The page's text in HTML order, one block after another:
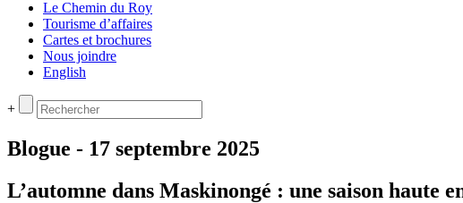
Le Chemin du Roy
Tourisme d’affaires
Cartes et brochures
Nous joindre
English
+
Blogue - 17 septembre 2025
L’automne dans Maskinongé : une saison haute